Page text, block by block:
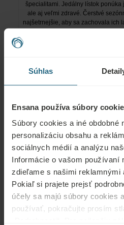
Súhlas
Ensana používa súbory
Súbory cookies a iné obdobné
personalizáciu obsahu a
sociálnych médií a analýzu
Informácie o vašom používaní
zdieľame s našimi reklamnými
Pokiaľ si prajete prejsť
účely sa majú súbory cookies
používať, pokračujte prosím
špecialitami. Jedálny lístok ponúka
ale aj veľmi zdravé. Čerstvé
najšetrnejšie, aby sa zachovala ich
Ako vám